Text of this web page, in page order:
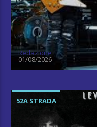
Redazione
01/08/2026
52A STRADA